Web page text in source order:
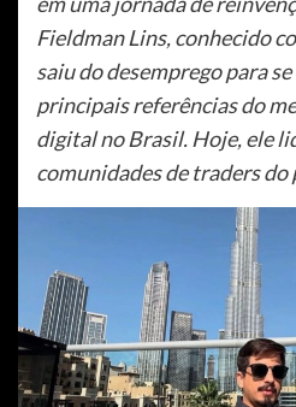
Fieldman Lins, conhecido
saiu do desemprego para
principais referências do
digital no Brasil. Hoje, ele
comunidades de traders do